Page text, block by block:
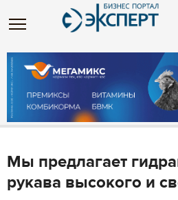
Мы предлагает
рукава высокого и